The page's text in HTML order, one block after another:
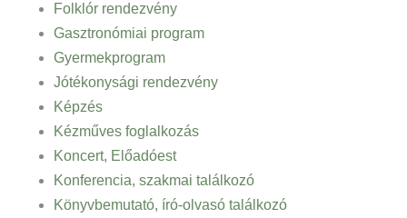
Folklór rendezvény
Gasztronómiai program
Gyermekprogram
Jótékonysági rendezvény
Képzés
Kézműves foglalkozás
Koncert, Előadóest
Konferencia, szakmai találkozó
Könyvbemutató, író-olvasó találkozó